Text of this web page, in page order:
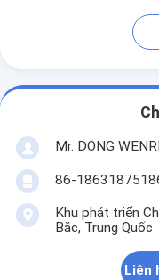
Mr. DONG
86-
Khu phát triển
Bắc, Trung Quốc
Liên